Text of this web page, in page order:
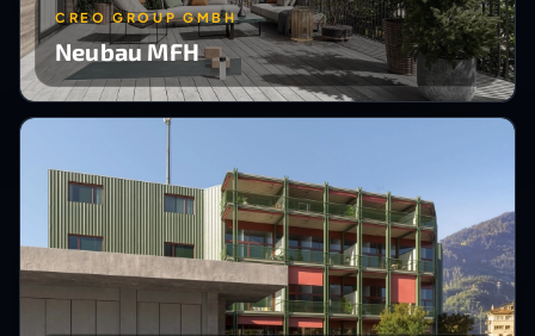
CREO GROUP GMBH
Neubau MFH